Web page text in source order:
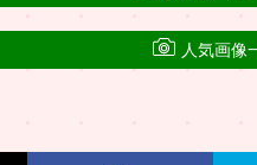
人気画像